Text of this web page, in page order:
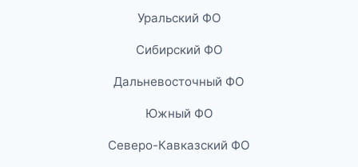
Уральский ФО
Сибирский ФО
Дальневосточный ФО
Южный ФО
Северо-Кавказский ФО